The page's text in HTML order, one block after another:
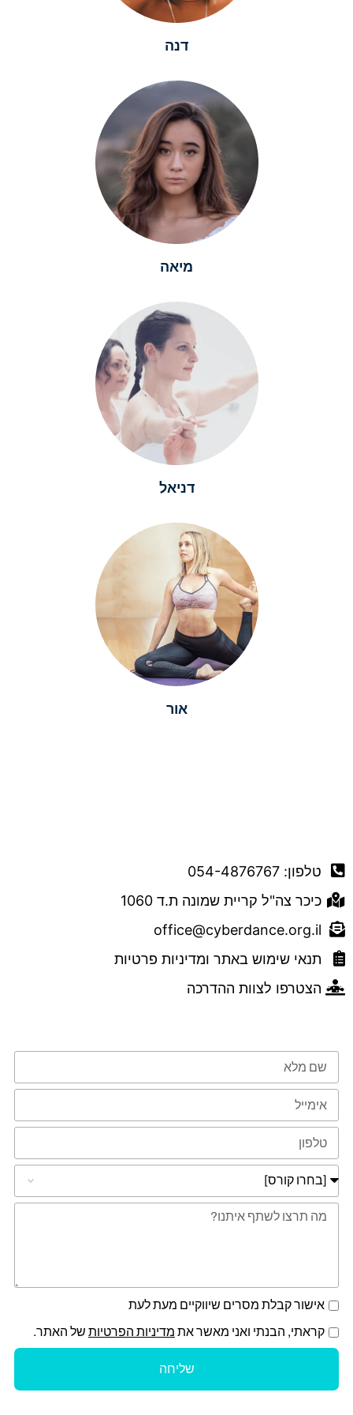
דנה
מיאה
דניאל
אור
טלפון: 054-4876767
כיכר צה"ל קריית שמונה ת.ד 1060
office@cyberdance.org.il
תנאי שימוש באתר ומדיניות פרטיות
הצטרפו לצוות ההדרכה
אישור קבלת מסרים שיווקיים מעת לעת
קראתי, הבנתי ואני מאשר את מדיניות הפרטיות של האתר.
שליחה